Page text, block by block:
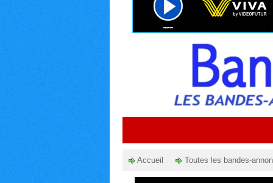
Accueil Toutes les bandes-